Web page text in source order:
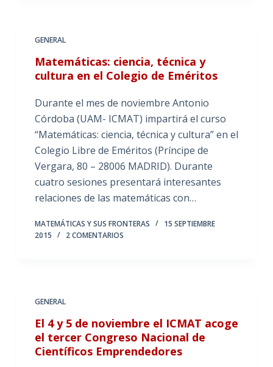
GENERAL
Matemáticas: ciencia, técnica y
cultura en el Colegio de Eméritos
Durante el mes de noviembre Antonio
Córdoba (UAM- ICMAT) impartirá el curso
“Matemáticas: ciencia, técnica y cultura” en el
Colegio Libre de Eméritos (Príncipe de
Vergara, 80 – 28006 MADRID). Durante
cuatro sesiones presentará interesantes
relaciones de las matemáticas con…
MATEMÁTICAS Y SUS FRONTERAS
15 SEPTIEMBRE
2015
2 COMENTARIOS
GENERAL
El 4 y 5 de noviembre el ICMAT acoge
el tercer Congreso Nacional de
Científicos Emprendedores